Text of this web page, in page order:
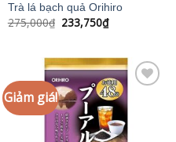
Trà lá bạch quả Orihiro
275,000₫ Giá
gốc
233,750₫Giá
hiện
233,750₫.
Giảm giá!
wishlist